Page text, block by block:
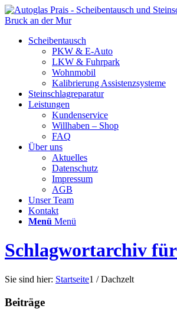
Scheibentausch
PKW & E-Auto
LKW & Fuhrpark
Wohnmobil
Kalibrierung Assistenzsysteme
Steinschlagreparatur
Leistungen
Kundenservice
Willhaben – Shop
FAQ
Über uns
Aktuelles
Datenschutz
Impressum
AGB
Unser Team
Kontakt
Menü Menü
Schlagwortarchiv
Sie sind hier: Startseite1 / Dachzelt
Beiträge